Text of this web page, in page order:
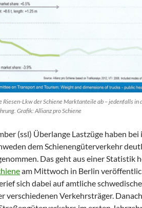
Riesen-Lkw der Schiene Marktanteile ab – jedenfalls in
Grafik: Allianz pro Schiene
(ssl) Überlange Lastzüge haben bei
dem Schienengüterverkehr
Das geht aus einer Statistik
am Mittwoch in Berlin
sich dabei auf amtliche
verschiedenen Verkehrsträger.